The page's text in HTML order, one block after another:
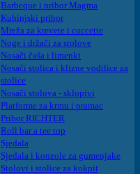
Barbeque i pribor Magma
Kuhinjski pribor
Mreža za krevete i cuccette
Noge i držači za stolove
Nosači čaša i limenki
Nosači stolica i klizne vodilice za
stolice
Nosači stolova - sklopivi
Platforme za krmu i pramac
Pribor RICHTER
Roll bar a tee top
Sjedala
Sjedala i konzole za gumenjake
Stolovi i stolice za kokpit